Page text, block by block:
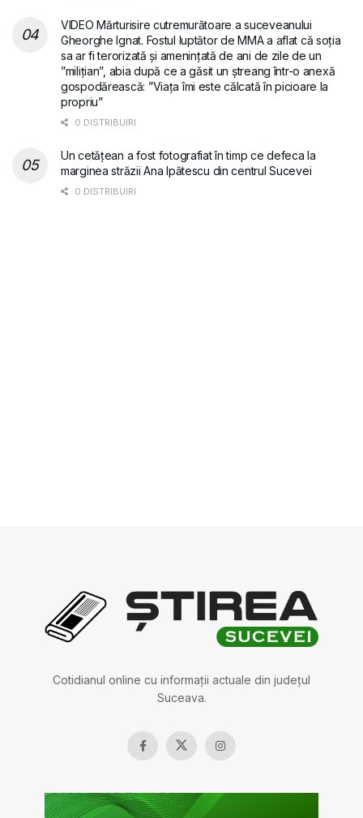
VIDEO Mărturisire cutremurătoare a suceveanului
Gheorghe Ignat. Fostul luptător de MMA a aflat că soția
sa ar fi terorizată și amenințată de ani de zile de un
”milițian”, abia după ce a găsit un ștreang într-o anexă
gospodărească: ”Viața îmi este călcată în picioare la
propriu”
0 DISTRIBUIRI
Un cetățean a fost fotografiat în timp ce defeca la
marginea străzii Ana Ipătescu din centrul Sucevei
0 DISTRIBUIRI
Cotidianul online cu informații actuale din județul
Suceava.